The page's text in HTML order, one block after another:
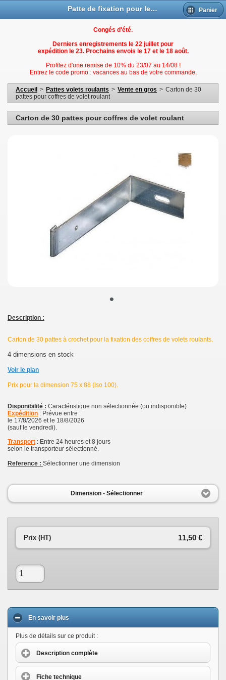
Patte de fixation pour les coffres de volet roulant Panier
Congés d'été.
Derniers enregistrements le 22 juillet pour
expédition le 23. Prochains envois le 17 et le 18 août.
Profitez d'une remise de 10% du 23/07 au 14/08 !
Entrez le code promo : vacances au bas de votre commande.
Accueil > Pattes volets roulants > Vente en gros > Carton de 30
pattes pour coffres de volet roulant
Carton de 30 pattes pour coffres de volet roulant
•
Description :
Carton de 30 pattes à crochet pour la fixation des coffres de volets roulants.
4 dimensions en stock
Voir le plan
Prix pour la dimension 75 x 88 (iso 100).
Disponibilité : Caractéristique non sélectionnée (ou indisponible)
Expédition : Prévue entre
le 17/8/2026 et le 18/8/2026
(sauf le vendredi).
Transport : Entre 24 heures et 8 jours
selon le transporteur sélectionné.
Reference : Sélectionner une dimension
Dimension - Sélectionner
11,50 €
Prix (HT)
En savoir plus
Plus de détails sur ce produit :
Description complète
Fiche technique